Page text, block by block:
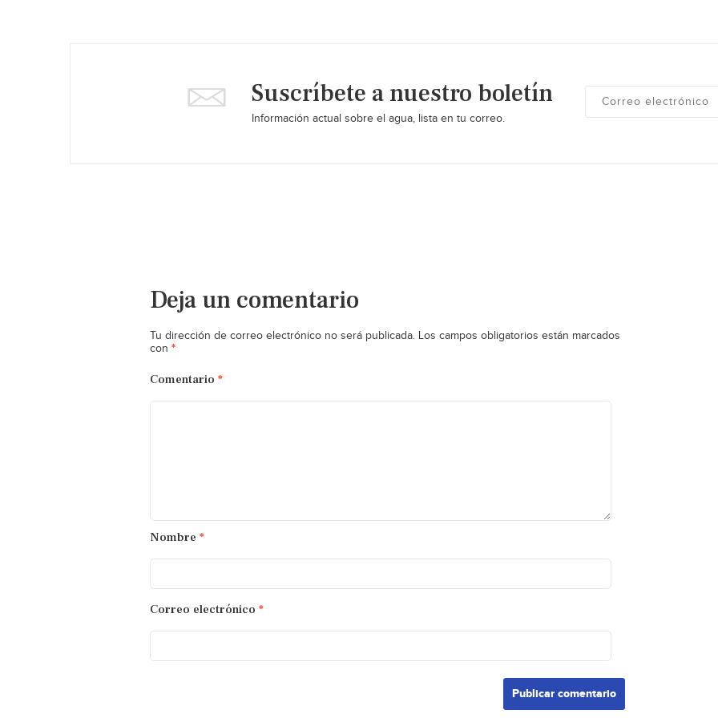
Suscríbete a nuestro boletín
Información actual sobre el agua, lista en tu correo.
Deja un comentario
Tu dirección de correo electrónico no será publicada. Los campos obligatorios están marcados
con *
Comentario *
Nombre *
Correo electrónico *